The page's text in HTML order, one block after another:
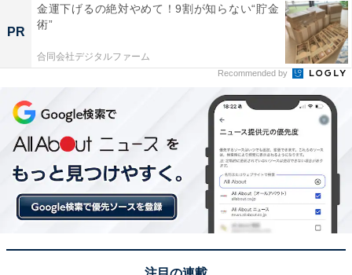
第1位は、「渋谷駅」。渋谷駅はJRのほか京王線、東急
PR
金運下げるの絶対やめて！9割が知らない“貯金
術”
合同会社デジタルファーム
Recommended by